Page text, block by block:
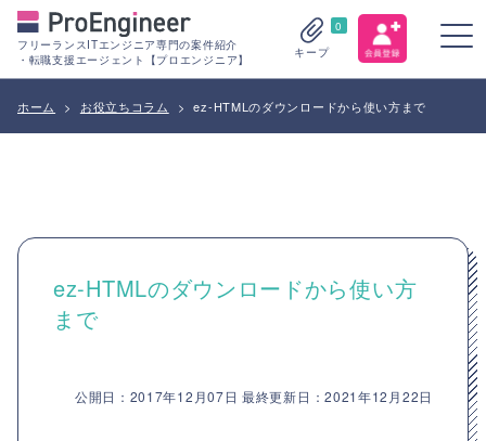
フリーランスITエンジニア専門の案件紹介
・転職支援エージェント【プロエンジニア】
0
キープ
ホーム > お役立ちコラム > ez-HTMLのダウンロードから使い方まで
ez-HTMLのダウンロードから使い方
まで
公開日：2017年12月07日 最終更新日：2021年12月22日